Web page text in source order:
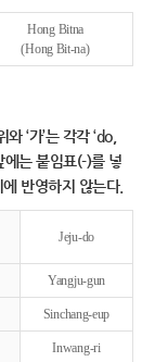
Hong Bitna
(Hong Bit-na)
‘가’는 각각 ‘do,
는 붙임표(-)를 넣
반영하지 않는다.
Jeju-do
Yangju-gun
Sinchang-eup
Inwang-ri